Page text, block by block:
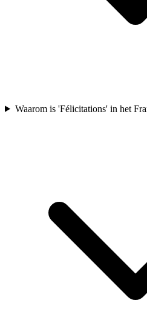
Waarom is 'Félicitations' in het